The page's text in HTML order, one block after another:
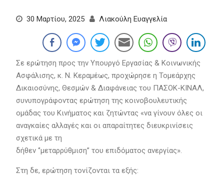
30 Μαρτίου, 2025 Λιακούλη Ευαγγελία
Σε ερώτηση προς την Υπουργό Εργασίας & Κοινωνικής
Ασφάλισης, κ. Ν. Κεραμέως, προχώρησε η Τομεάρχης
Δικαιοσύνης, Θεσμών & Διαφάνειας του ΠΑΣΟΚ-ΚΙΝΑΛ,
συνυπογράφοντας ερώτηση της κοινοβουλευτικής
ομάδας του Κινήματος και ζητώντας «να γίνουν όλες οι
αναγκαίες αλλαγές και οι απαραίτητες διευκρινίσεις
σχετικά με τη
δήθεν ‘’μεταρρύθμιση’’ του επιδόματος ανεργίας».
Στη δε, ερώτηση τονίζονται τα εξής: